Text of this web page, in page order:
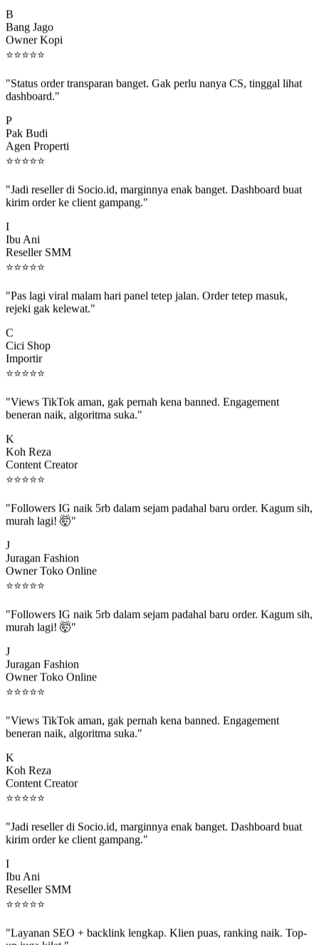
Bang Jago
Owner Kopi
⭐⭐⭐⭐⭐
dashboard."
Pak Budi
Agen Properti
⭐⭐⭐⭐⭐
kirim order ke client gampang."
Ibu Ani
Reseller SMM
⭐⭐⭐⭐⭐
rejeki gak kelewat."
Cici Shop
Importir
⭐⭐⭐⭐⭐
beneran naik, algoritma suka."
Koh Reza
Content Creator
⭐⭐⭐⭐⭐
murah lagi! 🤯"
Juragan Fashion
Owner Toko Online
⭐⭐⭐⭐⭐
murah lagi! 🤯"
Juragan Fashion
Owner Toko Online
⭐⭐⭐⭐⭐
beneran naik, algoritma suka."
Koh Reza
Content Creator
⭐⭐⭐⭐⭐
kirim order ke client gampang."
Ibu Ani
Reseller SMM
⭐⭐⭐⭐⭐
up juga kilat."